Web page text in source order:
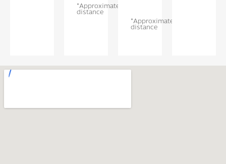
*Approximate
distance
*Approximate
distance